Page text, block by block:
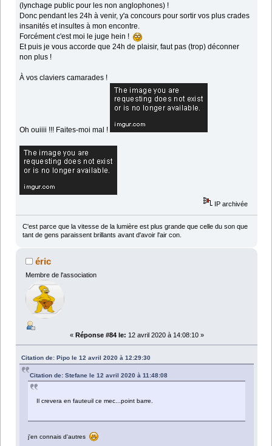
(lynchage public pour les non anglophones) !
Donc pendant les 24h à venir, y'a concours pour sortir vos plus crades
insanités et insultes à mon encontre.
Forcément c'est moi le juge hein !
Et puis je vous accorde que 24h de plaisir, faut pas (trop) déconner
non plus !
À vos claviers camarades !
Oh ouiiii !!! Faites-moi mal !
IP archivée
C'est parce que la vitesse de la lumière est plus grande que celle du son que
tant de gens paraissent brillants avant d'avoir l'air con.
éric
Membre de l'association
« Réponse #84 le: 12 avril 2020 à 14:08:10 »
Citation de: Pipo le 12 avril 2020 à 12:29:30
Citation de: Stefane le 12 avril 2020 à 11:48:08
Il crevera en fauteuil ce mec...point barre.
j'en connais d'autres